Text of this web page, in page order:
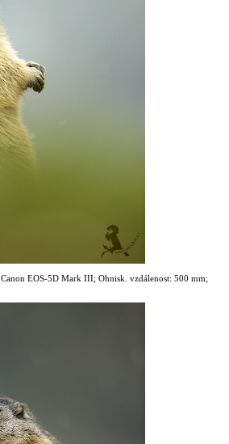
Canon EOS-5D Mark III; Ohnisk. vzdálenost: 500 mm;